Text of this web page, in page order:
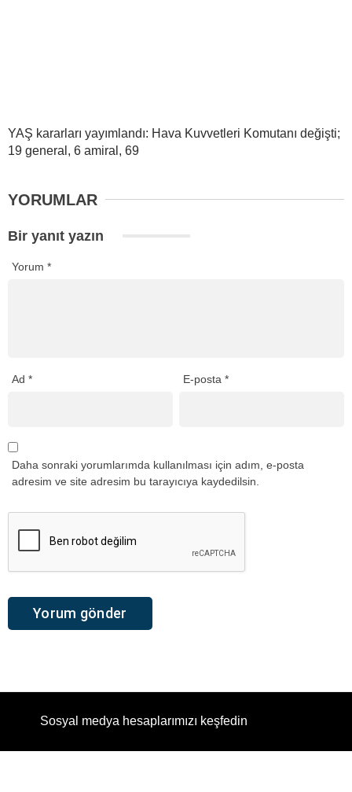
YAŞ kararları yayımlandı: Hava Kuvvetleri Komutanı değişti;
19 general, 6 amiral, 69
YORUMLAR
Bir yanıt yazın
Yorum *
Ad * E-posta*
Daha sonraki yorumlarımda kullanılması için adım, e-posta
adresim ve site adresim bu tarayıcıya kaydedilsin.
Sosyal medya hesaplarımızı keşfedin